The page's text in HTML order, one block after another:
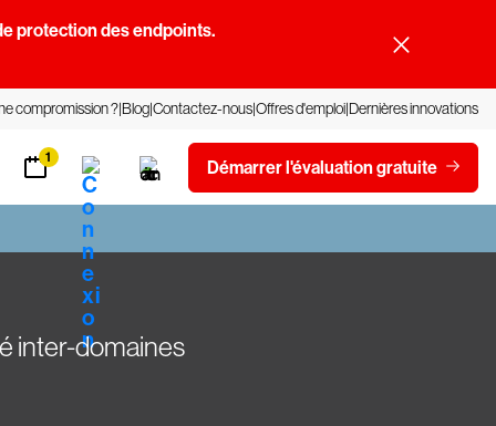
protection des endpoints.
compromission ?BlogContactez-nousOffres d'emploiDernières innovations
1 Démarrer l'évaluation gratuite
inter-domaines